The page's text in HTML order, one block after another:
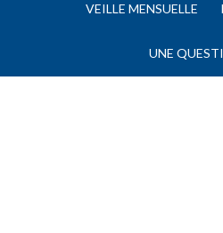
VEILLE MENSUELLE
UNE